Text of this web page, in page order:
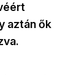
aztán ők